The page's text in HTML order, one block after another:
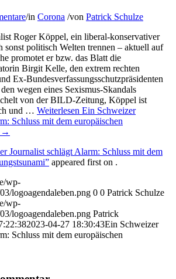
/in Corona /von Patrick Schulze
Roger Köppel, ein liberal-konservativer
sonst politisch Welten trennen – aktuell auf
promotet er bzw. das Blatt die
Birgit Kelle, den extrem rechten
Ex-Bundesverfassungsschutzpräsidenten
wegen eines Sexismus-Skandals
von der BILD-Zeitung, Köppel ist
und … Weiterlesen Ein Schweizer
Schluss mit dem europäischen
→
Journalist schlägt Alarm: Schluss mit dem
appeared first on .
wp-
logoagendaleben.png 0 0 Patrick Schulze
wp-
logoagendaleben.png Patrick
2023-04-27 18:30:43Ein Schweizer
Schluss mit dem europäischen